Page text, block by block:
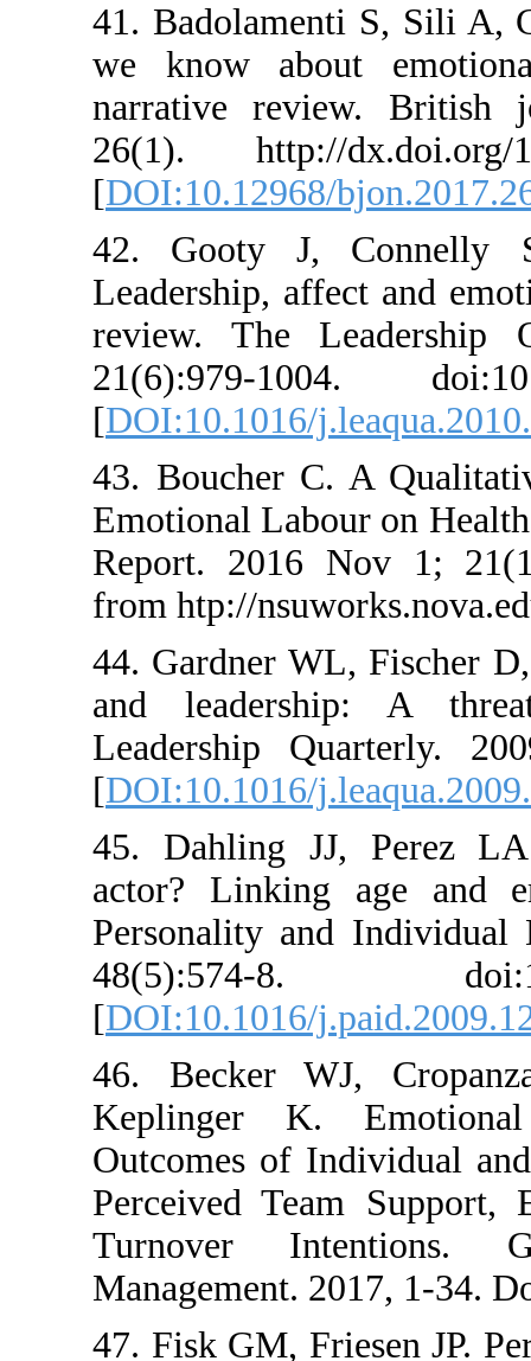
41. Badolamenti
we know about
narrative review.
26(1). http://
[DOI:10.12968/
42. Gooty J,
Leadership, affect
review. The
21(6):979-1004.
[DOI:10.1016/
43. Boucher C. A
Emotional Labour
Report. 2016
from htp://
44. Gardner WL,
and leadership:
Leadership
[DOI:10.1016/
45. Dahling JJ,
actor? Linking
Personality and
48(5):574-8.
[DOI:10.1016/
46. Becker WJ,
Keplinger K.
Outcomes of
Perceived Team
Turnover
Management.
47. Fisk GM,